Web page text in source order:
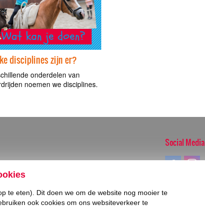
disciplines zijn er?
onderdelen van
noemen we disciplines.
Social Media
te eten). Dit doen we om de website nog mooier te
ook cookies om ons websiteverkeer te